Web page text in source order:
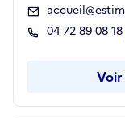
04 72 89 08 18